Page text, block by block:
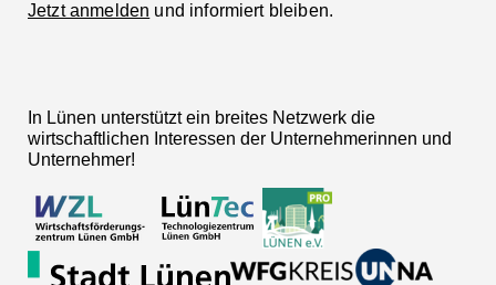
Jetzt anmelden und informiert bleiben.
In Lünen unterstützt ein breites Netzwerk die
wirtschaftlichen Interessen der Unternehmerinnen und
Unternehmer!